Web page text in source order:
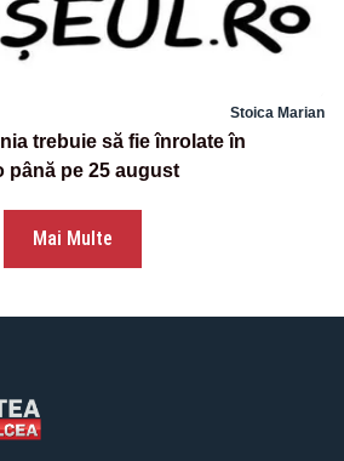
Stoica Marian
trebuie să fie înrolate în
până pe 25 august
Mai Multe